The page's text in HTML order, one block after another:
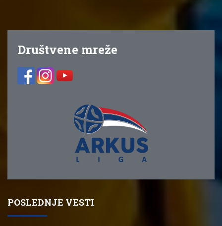
Društvene mreže
POSLEDNJE VESTI